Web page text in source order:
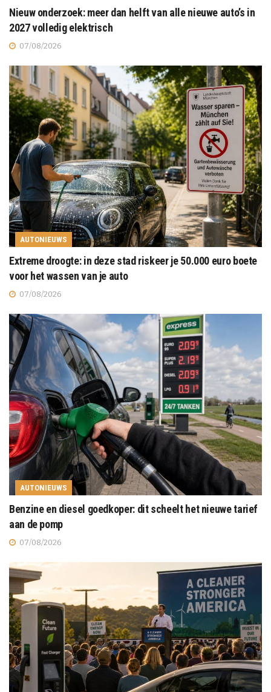
Nieuw onderzoek: meer dan helft van alle nieuwe auto’s in
2027 volledig elektrisch
07/08/2026
AUTONIEUWS
Extreme droogte: in deze stad riskeer je 50.000 euro boete
voor het wassen van je auto
07/08/2026
AUTONIEUWS
Benzine en diesel goedkoper: dit scheelt het nieuwe tarief
aan de pomp
07/08/2026